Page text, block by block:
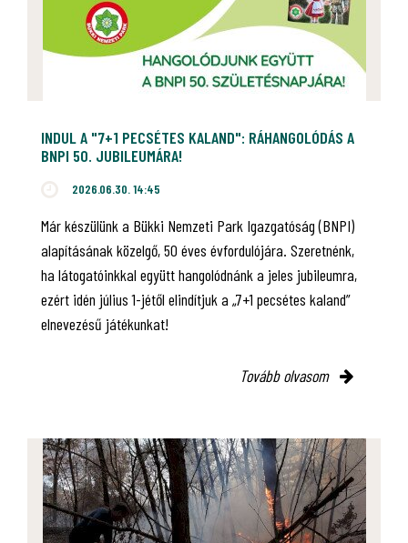
INDUL A "7+1 PECSÉTES KALAND": RÁHANGOLÓDÁS A
BNPI 50. JUBILEUMÁRA!
2026.06.30. 14:45
Már készülünk a Bükki Nemzeti Park Igazgatóság (BNPI)
alapításának közelgő, 50 éves évfordulójára. Szeretnénk,
ha látogatóinkkal együtt hangolódnánk a jeles jubileumra,
ezért idén július 1-jétől elindítjuk a „7+1 pecsétes kaland”
elnevezésű játékunkat!
Tovább olvasom